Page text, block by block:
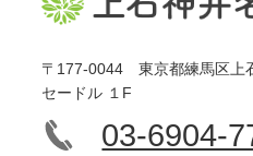
〒177-0044 東京都練馬区上
セードル １F
03-6904-